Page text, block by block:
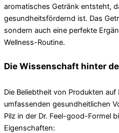
aromatisches Getränk entsteht,
gesundheitsfördernd ist. Das
sondern auch eine perfekte
Wellness-Routine.
Die Wissenschaft hinter
Die Beliebtheit von Produkten
umfassenden gesundheitlichen
Pilz in der Dr. Feel-good-Formel
Eigenschaften: